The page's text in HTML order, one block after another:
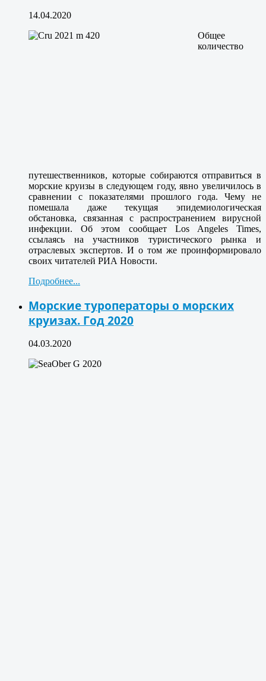
14.04.2020
Общее
количество
путешественников, которые собираются отправиться в
морские круизы в следующем году, явно увеличилось в
сравнении с показателями прошлого года. Чему не
помешала даже текущая эпидемиологическая
обстановка, связанная с распространением вирусной
инфекции. Об этом сообщает Los Angeles Times,
ссылаясь на участников туристического рынка и
отраслевых экспертов. И о том же проинформировало
своих читателей РИА Новости.
Подробнее...
Морские туроператоры о морских
круизах. Год 2020
04.03.2020